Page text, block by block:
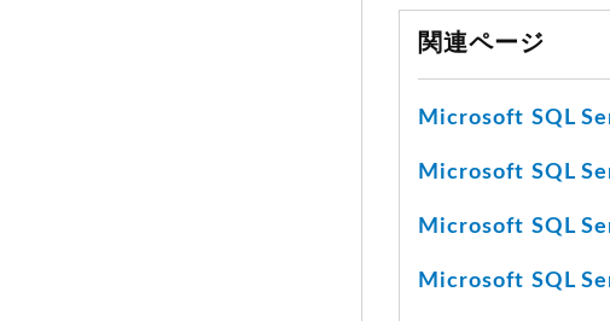
関連ページ
Microsoft SQL
Microsoft SQL
Microsoft SQL
Microsoft SQL